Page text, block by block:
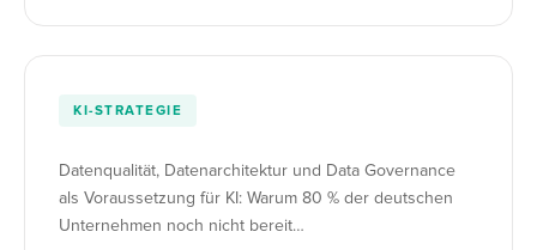
KI-STRATEGIE
Datenqualität, Datenarchitektur und Data Governance
als Voraussetzung für KI: Warum 80 % der deutschen
Unternehmen noch nicht bereit…